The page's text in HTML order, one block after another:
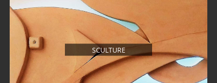
SCULTURE